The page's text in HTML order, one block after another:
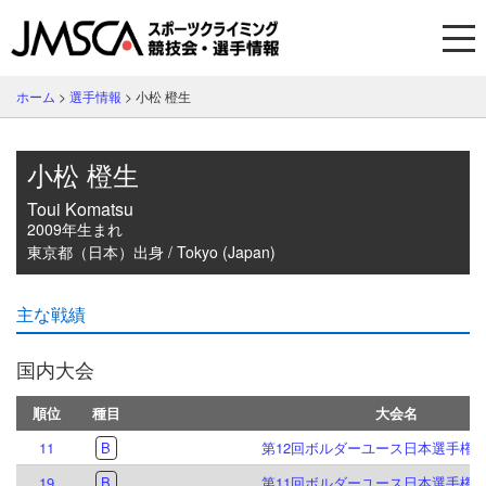
ホーム > 選手情報 > 小松 橙生
小松 橙生
Toui Komatsu
2009年生まれ
東京都（日本）出身 / Tokyo (Japan)
主な戦績
国内大会
順位 種目
大会名
11
B
第12回ボルダーユース日本選手権